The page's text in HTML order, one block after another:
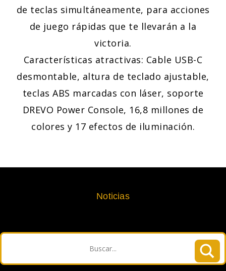
de teclas simultáneamente, para acciones
de juego rápidas que te llevarán a la
victoria.
Características atractivas: Cable USB-C
desmontable, altura de teclado ajustable,
teclas ABS marcadas con láser, soporte
DREVO Power Console, 16,8 millones de
colores y 17 efectos de iluminación.
Noticias